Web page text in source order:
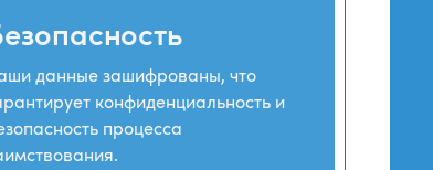
данные зашифрованы, что
конфиденциальность и
процесса